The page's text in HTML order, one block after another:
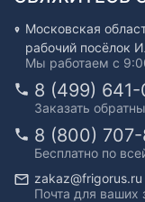
Московская
рабочий посёлок
Мы работаем с
8 (499)
Заказать
8 (800) 707-
Бесплатно по
zakaz@frigorus.ru
Почта для ваших